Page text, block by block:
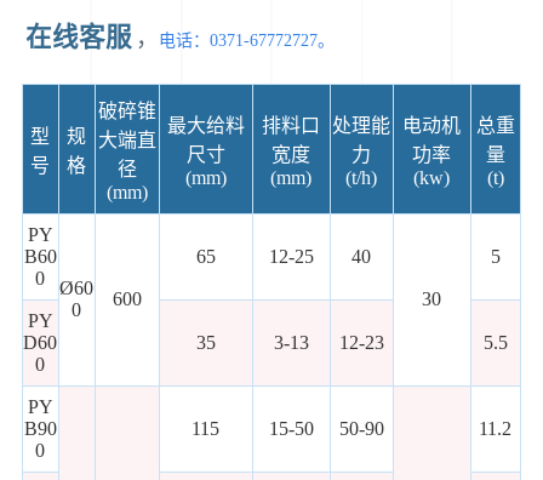
在线客服 ， 电话：0371-67772727。
型
号
规
格
破碎锥
大端直
径
(mm)
最大给料
尺寸
(mm)
排料口
宽度
(mm)
处理能
力
(t/h)
电动机
功率
(kw)
总重
量
(t)
PY
B60
0
Ø60
0
600
65 12-25 40
30
5
PY
D60
0
35 3-13 12-23 5.5
PY
B90
0
115 15-50 50-90 11.2